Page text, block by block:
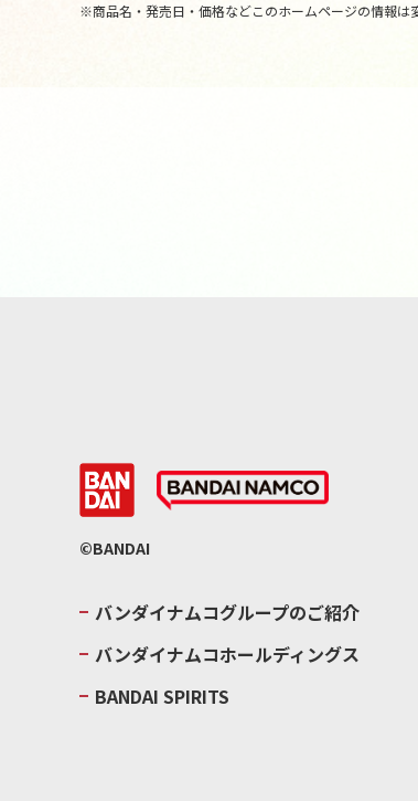
※商品名・発売日・価格などこのホームページの情報は
©BANDAI
バンダイナムコグループのご紹介
バンダイナムコホールディングス
BANDAI SPIRITS